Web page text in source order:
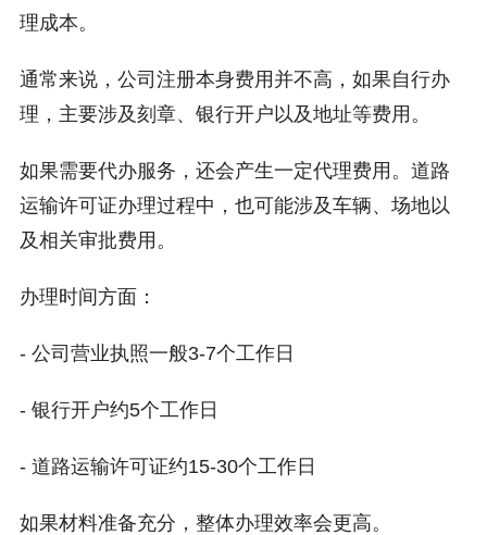
理成本。
通常来说，公司注册本身费用并不高，如果自行办
理，主要涉及刻章、银行开户以及地址等费用。
如果需要代办服务，还会产生一定代理费用。道路
运输许可证办理过程中，也可能涉及车辆、场地以
及相关审批费用。
办理时间方面：
- 公司营业执照一般3-7个工作日
- 银行开户约5个工作日
- 道路运输许可证约15-30个工作日
如果材料准备充分，整体办理效率会更高。